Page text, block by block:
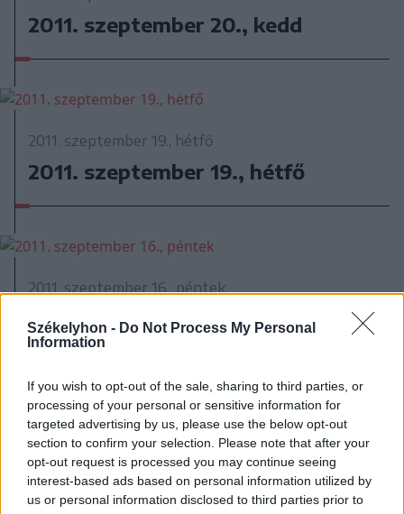
Székelyhon - Do Not Process My Personal
Information
If you wish to opt-out of the sale, sharing to third parties, or
processing of your personal or sensitive information for
targeted advertising by us, please use the below opt-out
section to confirm your selection. Please note that after your
opt-out request is processed you may continue seeing
interest-based ads based on personal information utilized by
us or personal information disclosed to third parties prior to
2011. szeptember 20., kedd
2011. szeptember 19., hétfő
2011. szeptember 19., hétfő
2011. szeptember 16., péntek
2011. szeptember 16., péntek
2011. szeptember 15., csütörtök
2011. szeptember 15., csütörtök